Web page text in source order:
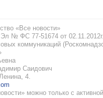
«Все новости»
№ ФС 77-51674 от
коммуникаций
Саидович
4.
можно только с